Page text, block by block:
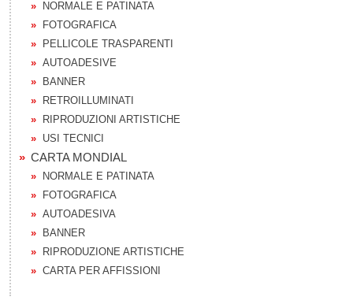
NORMALE E PATINATA
FOTOGRAFICA
PELLICOLE TRASPARENTI
AUTOADESIVE
BANNER
RETROILLUMINATI
RIPRODUZIONI ARTISTICHE
USI TECNICI
CARTA MONDIAL
NORMALE E PATINATA
FOTOGRAFICA
AUTOADESIVA
BANNER
RIPRODUZIONE ARTISTICHE
CARTA PER AFFISSIONI